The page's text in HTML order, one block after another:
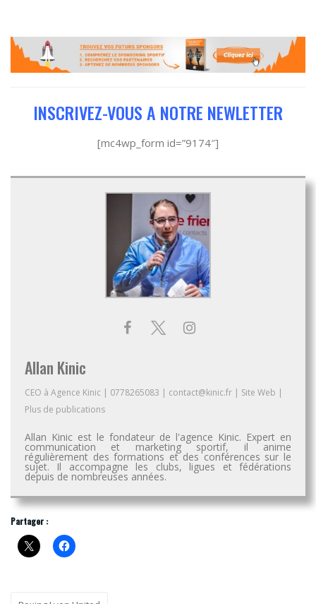
INSCRIVEZ-VOUS A NOTRE NEWLETTER
[mc4wp_form id=”9174″]
Allan Kinic
CEO à Agence Kinic | 0778265083 | contact@kinic.fr | Site Web |
Plus de publications
Allan Kinic est le fondateur de l'agence Kinic. Expert en
communication et marketing sportif, il anime
régulièrement des formations et des conférences sur le
sujet. Il accompagne les clubs, ligues et fédérations
depuis de nombreuses années.
Partager :